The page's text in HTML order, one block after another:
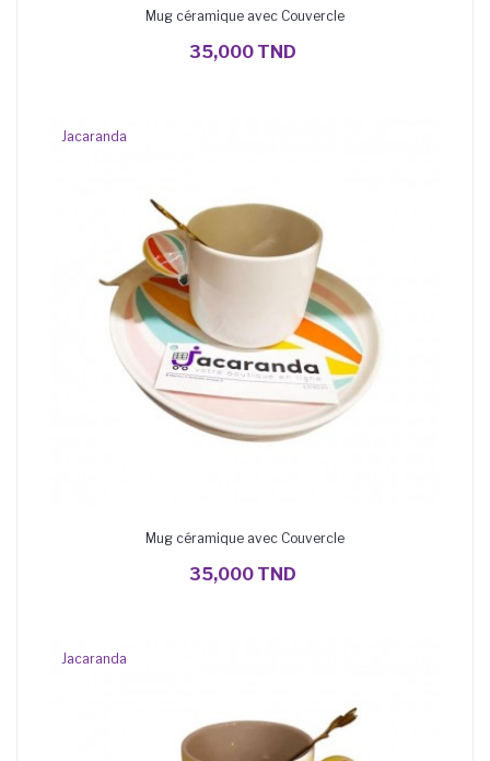
Mug céramique avec Couvercle
35,000 TND
Jacaranda
Mug céramique avec Couvercle
35,000 TND
Jacaranda